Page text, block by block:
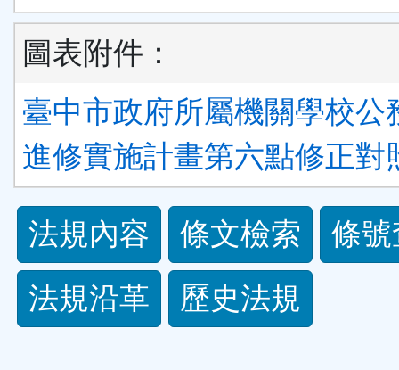
圖表附件：
臺中市政府所屬機關學校公
進修實施計畫第六點修正對
法
規
功
法規內容 條文檢索
條
法規沿革
歷史法規